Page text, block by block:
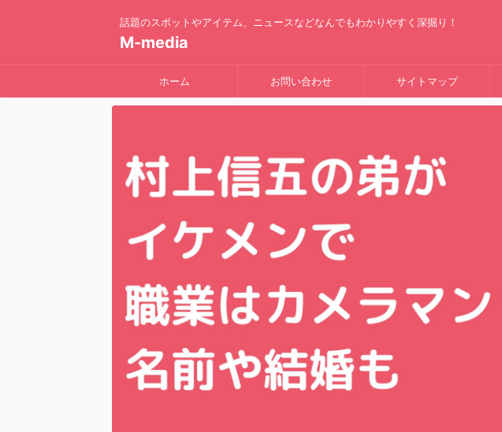
話題のスポットやアイテム、ニュースなどなんでもわかりやすく深掘り！
M-media
ホーム お問い合わせ サイトマップ